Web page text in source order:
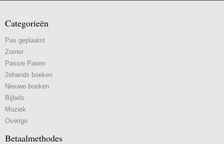
Categorieën
Pas geplaatst
Zomer
Passie Pasen
2ehands boeken
Nieuwe boeken
Bijbels
Muziek
Overige
Betaalmethodes